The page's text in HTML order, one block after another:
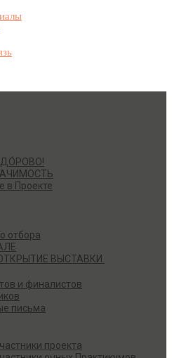
в Проекте
отбора
ВЫСТАВКИ.
и финалистов
письма
проекта